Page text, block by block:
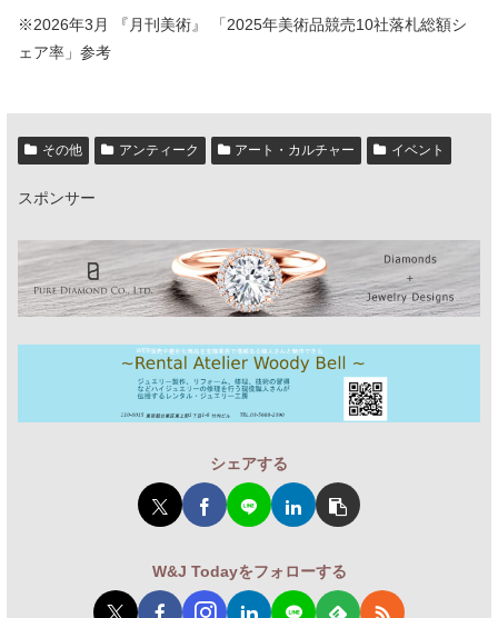
※2026年3月 『月刊美術』 「2025年美術品競売10社落札総額シ
ェア率」参考
その他 アンティーク アート・カルチャー イベント
スポンサー
シェアする
W&J Todayをフォローする